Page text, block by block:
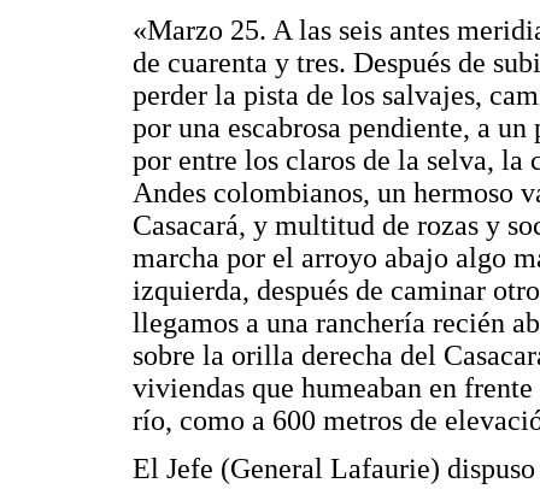
«Marzo 25. A las seis antes
de cuarenta y tres. Después de
perder la pista de los salvajes,
por una escabrosa pendiente, a
por entre los claros de la selva,
Andes colombianos, un hermoso
Casacará, y multitud de rozas y
marcha por el arroyo abajo algo
izquierda, después de caminar
llegamos a una ranchería recién
sobre la orilla derecha del
viviendas que humeaban en
río, como a 600 metros de
El Jefe (General Lafaurie)